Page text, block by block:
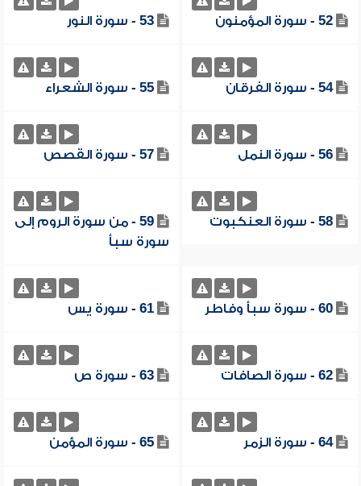
52 - سورة المؤمنون 53 - سورة النور
54 - سورة الفرقان 55 - سورة الشعراء
56 - سورة النمل 57 - سورة القصص
58 - سورة العنكبوت
59 - من سورة الروم إلى
سورة سبأ
60 - سورة سبأ وفاطر 61 - سورة يس
62 - سورة الصافات 63 - سورة ص
64 - سورة الزمر 65 - سورة المؤمن